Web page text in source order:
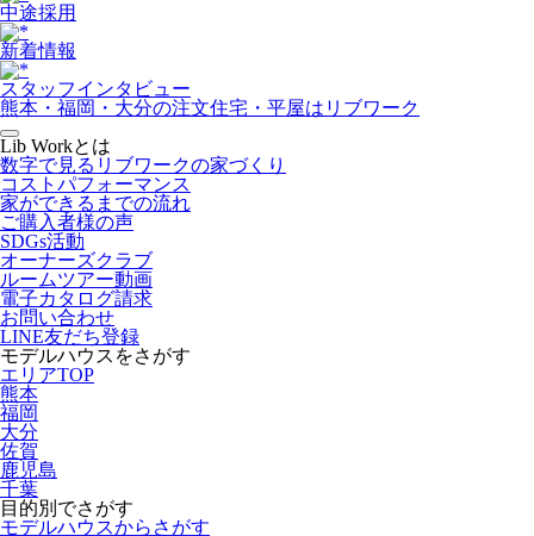
中途採用
新着情報
スタッフインタビュー
熊本・福岡・大分の注文住宅・平屋はリブワーク
Lib Workとは
数字で見るリブワークの家づくり
コストパフォーマンス
家ができるまでの流れ
ご購入者様の声
SDGs活動
オーナーズクラブ
ルームツアー動画
電子カタログ請求
お問い合わせ
LINE友だち登録
モデルハウスをさがす
エリアTOP
熊本
福岡
大分
佐賀
鹿児島
千葉
目的別でさがす
モデルハウスからさがす